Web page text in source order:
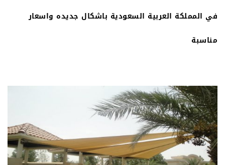
في المملكة العربية السعودية باشكال جديده واسعار
مناسبة